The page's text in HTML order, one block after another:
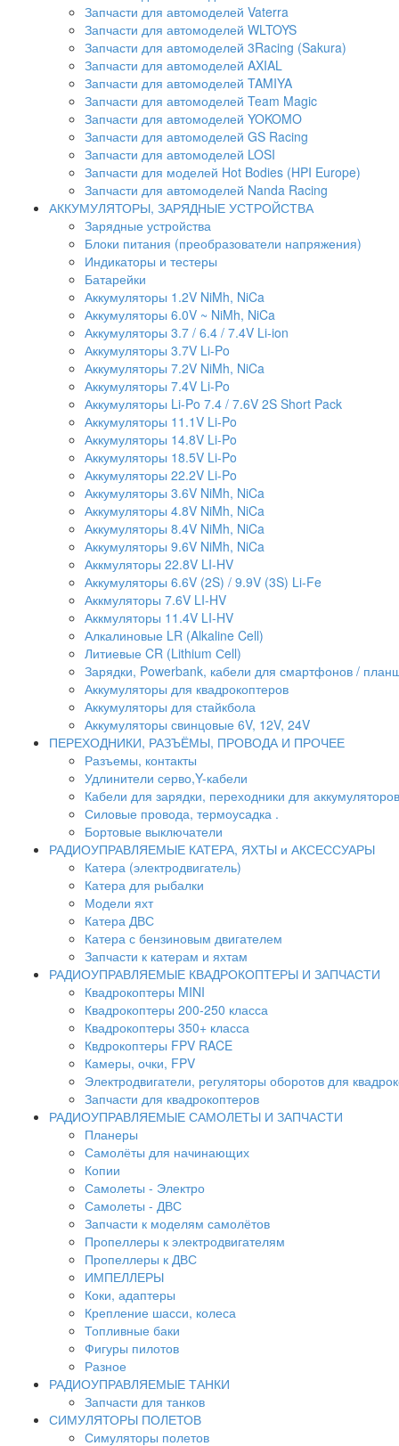
Запчасти для автомоделей Vaterra
Запчасти для автомоделей WLTOYS
Запчасти для автомоделей 3Racing (Sakura)
Запчасти для автомоделей AXIAL
Запчасти для автомоделей TAMIYA
Запчасти для автомоделей Team Magic
Запчасти для автомоделей YOKOMO
Запчасти для автомоделей GS Racing
Запчасти для автомоделей LOSI
Запчасти для моделей Hot Bodies (HPI Europe)
Запчасти для автомоделей Nanda Racing
АККУМУЛЯТОРЫ, ЗАРЯДНЫЕ УСТРОЙСТВА
Зарядные устройства
Блоки питания (преобразователи напряжения)
Индикаторы и тестеры
Батарейки
Аккумуляторы 1.2V NiMh, NiCa
Аккумуляторы 6.0V ~ NiMh, NiCa
Аккумуляторы 3.7 / 6.4 / 7.4V Li-ion
Аккумуляторы 3.7V Li-Po
Аккумуляторы 7.2V NiMh, NiCa
Аккумуляторы 7.4V Li-Po
Аккумуляторы Li-Po 7.4 / 7.6V 2S Short Pack
Аккумуляторы 11.1V Li-Po
Аккумуляторы 14.8V Li-Po
Аккумуляторы 18.5V Li-Po
Аккумуляторы 22.2V Li-Po
Аккумуляторы 3.6V NiMh, NiCa
Аккумуляторы 4.8V NiMh, NiCa
Аккумуляторы 8.4V NiMh, NiCa
Аккумуляторы 9.6V NiMh, NiCa
Аккмуляторы 22.8V LI-HV
Аккумуляторы 6.6V (2S) / 9.9V (3S) Li-Fe
Аккмуляторы 7.6V LI-HV
Аккмуляторы 11.4V LI-HV
Алкалиновые LR (Alkaline Cell)
Литиевые CR (Lithium Сell)
Зарядки, Powerbank, кабели для смартфонов /
Аккумуляторы для квадрокоптеров
Аккумуляторы для стайкбола
Аккумуляторы свинцовые 6V, 12V, 24V
ПЕРЕХОДНИКИ, РАЗЪЁМЫ, ПРОВОДА И ПРОЧЕЕ
Разъемы, контакты
Удлинители серво,Y-кабели
Кабели для зарядки, переходники для аккумуляторов
Силовые провода, термоусадка .
Бортовые выключатели
РАДИОУПРАВЛЯЕМЫЕ КАТЕРА, ЯХТЫ и АКСЕССУАРЫ
Катера (электродвигатель)
Катера для рыбалки
Модели яхт
Катера ДВС
Катера с бензиновым двигателем
Запчасти к катерам и яхтам
РАДИОУПРАВЛЯЕМЫЕ КВАДРОКОПТЕРЫ И ЗАПЧАСТИ
Квадрокоптеры MINI
Квадрокоптеры 200-250 класса
Квадрокоптеры 350+ класса
Квдрокоптеры FPV RACE
Камеры, очки, FPV
Электродвигатели, регуляторы оборотов для
Запчасти для квадрокоптеров
РАДИОУПРАВЛЯЕМЫЕ САМОЛЕТЫ И ЗАПЧАСТИ
Планеры
Самолёты для начинающих
Копии
Самолеты - Электро
Самолеты - ДВС
Запчасти к моделям самолётов
Пропеллеры к электродвигателям
Пропеллеры к ДВС
ИМПЕЛЛЕРЫ
Коки, адаптеры
Крепление шасси, колеса
Топливные баки
Фигуры пилотов
Разное
РАДИОУПРАВЛЯЕМЫЕ ТАНКИ
Запчасти для танков
СИМУЛЯТОРЫ ПОЛЕТОВ
Симуляторы полетов